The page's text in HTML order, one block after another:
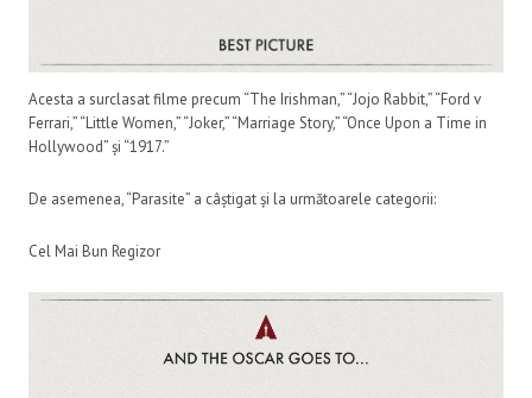
Acesta a surclasat filme precum “The Irishman,” “Jojo Rabbit,” “Ford v
Ferrari,” “Little Women,” “Joker,” “Marriage Story,” “Once Upon a Time in
Hollywood” și “1917.”
De asemenea, “Parasite” a câștigat și la următoarele categorii:
Cel Mai Bun Regizor